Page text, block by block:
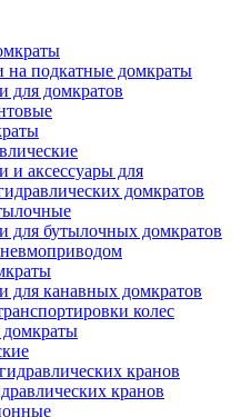
на подкатные домкраты
для домкратов
и аксессуары для
домкратов
для бутылочных домкратов
для канавных домкратов
колес
кранов
кранов